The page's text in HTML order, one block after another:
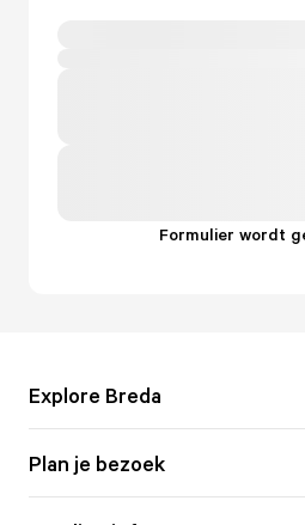
Formulier wordt
Explore Breda
Plan je bezoek